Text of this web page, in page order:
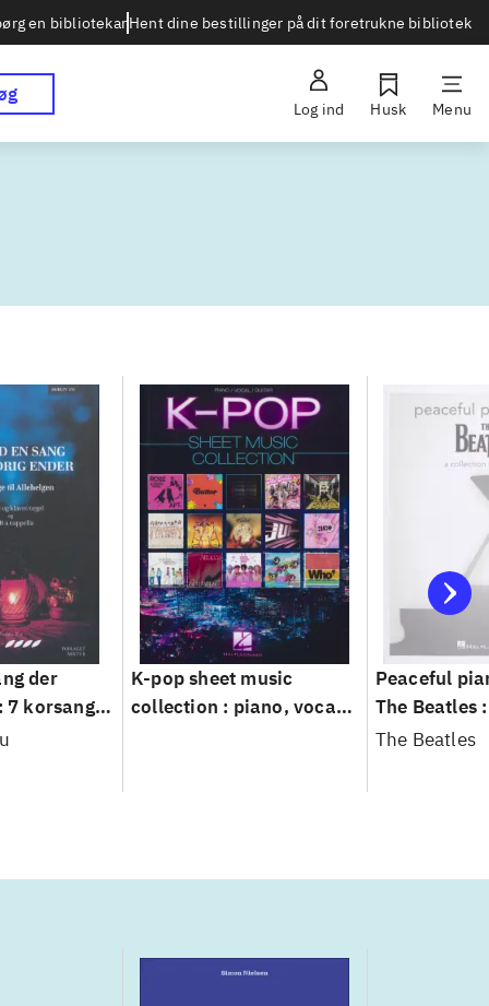
en bibliotekarHent dine bestillinger på dit foretrukne bibliotek
Log ind Husk Menu
der
7 korsange
SAB og
K-pop sheet music
collection : piano, vocal,
Peaceful
The Beatles
of 30 pieces
The Beatles